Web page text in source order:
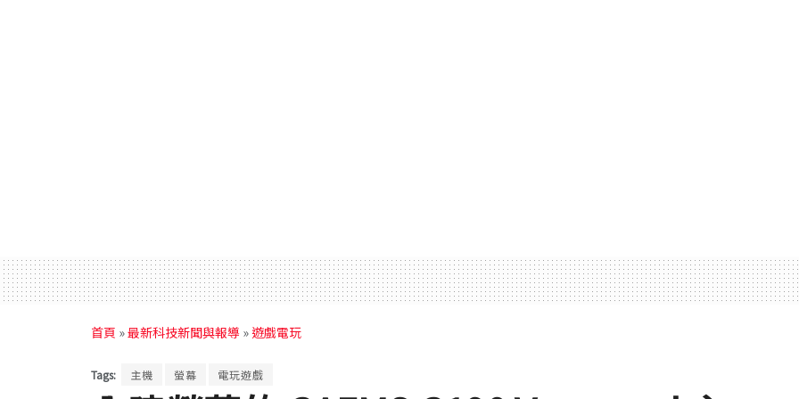
首頁 »最新科技新聞與報導 »遊戲電玩
Tags: 主機 螢幕 電玩遊戲